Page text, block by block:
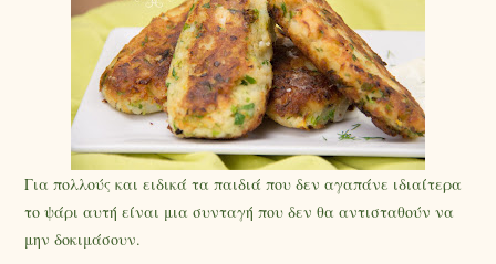
Για πολλούς και ειδικά τα παιδιά που δεν αγαπάνε ιδιαίτερα
το ψάρι αυτή είναι μια συνταγή που δεν θα αντισταθούν να
μην δοκιμάσουν.